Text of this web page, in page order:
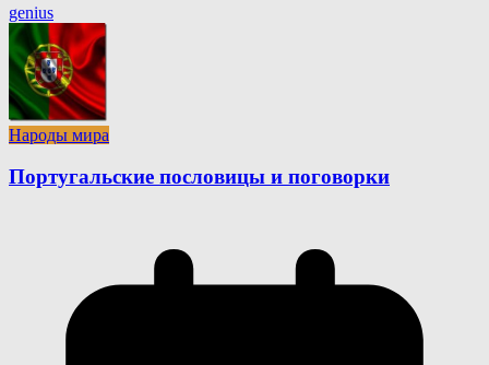
genius
Народы мира
Португальские пословицы и поговорки